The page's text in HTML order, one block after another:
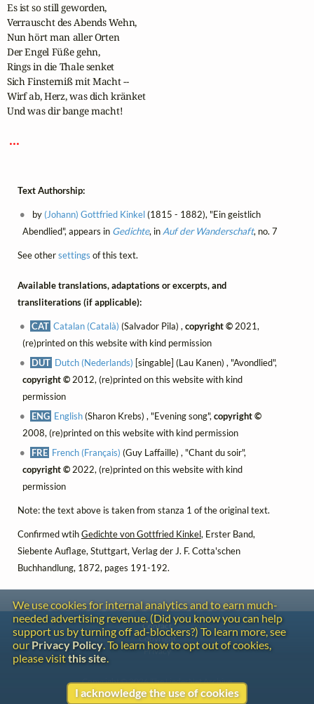
Es ist so still geworden,
Verrauscht des Abends Wehn,
Nun hört man aller Orten
Der Engel Füße gehn,
Rings in die Thale senket
Sich Finsterniß mit Macht --
Wirf ab, Herz, was dich kränket
Und was dir bange macht!
...
Text Authorship:
by (Johann) Gottfried Kinkel(1815 - 1882), "Ein geistlich
Abendlied", appears in Gedichte, inAuf der Wanderschaft, no. 7
See othersettings of this text.
Available translations, adaptations or excerpts, and
transliterations (if applicable):
CAT Catalan (Català) (Salvador Pila) ,copyright © 2021,
(re)printed on this website with kind permission
DUT Dutch (Nederlands) [singable] (Lau Kanen) , "Avondlied",
copyright ©2012, (re)printed on this website with kind
permission
ENG English(Sharon Krebs) , "Evening song",copyright ©
2008, (re)printed on this website with kind permission
FRE French (Français) (Guy Laffaille) , "Chant du soir",
copyright ©2022, (re)printed on this website with kind
permission
Note: the text above is taken from stanza 1 of the original text.
Confirmed wtihGedichte von Gottfried Kinkel, Erster Band,
Siebente Auflage, Stuttgart, Verlag der J. F. Cotta'schen
Buchhandlung, 1872, pages 191-192.
We use cookies for internal analytics and to earn much-
needed advertising revenue. (Did you know you can help
support us by turning off ad-blockers?) To learn more, see
our Privacy Policy. To learn how to opt out of cookies,
please visitthis site.
I acknowledge the use of cookies
Contact
Copyright
Privacy
Copyright © 2026 The LiederNet Archive